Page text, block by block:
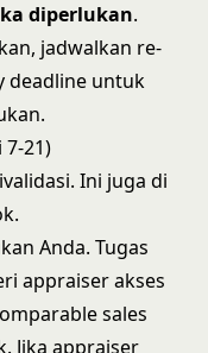
diperlukan.
jadwalkan re-
deadline untuk
7-21)
Ini juga di
Anda. Tugas
appraiser akses
sales
Jika appraiser